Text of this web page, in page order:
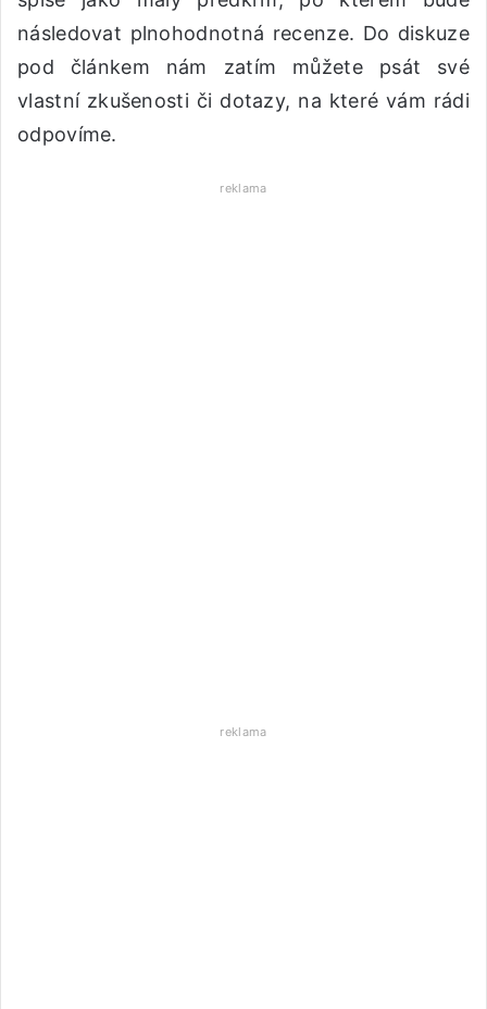
následovat plnohodnotná recenze. Do diskuze
pod článkem nám zatím můžete psát své
vlastní zkušenosti či dotazy, na které vám rádi
odpovíme.
reklama
reklama